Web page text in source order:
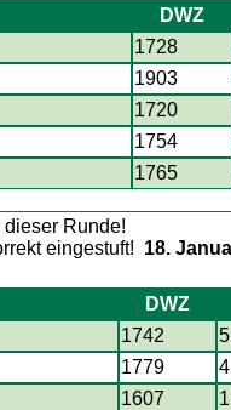
DWZ
1728
1903
1720
1754
1765
18.
DWZ
1742
1779
1607